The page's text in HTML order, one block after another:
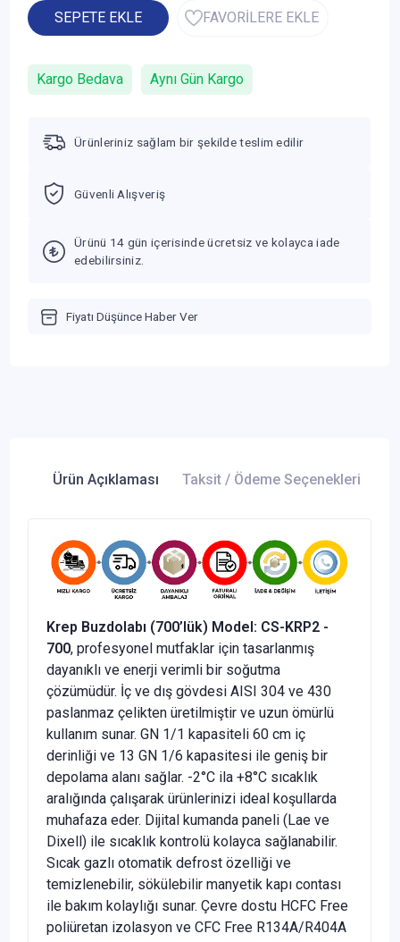
SEPETE EKLE FAVORİLERE EKLE
Kargo Bedava Aynı Gün Kargo
Ürünleriniz sağlam bir şekilde teslim edilir
Güvenli Alışveriş
Ürünü 14 gün içerisinde ücretsiz ve kolayca iade
edebilirsiniz.
Fiyatı Düşünce Haber Ver
Ürün Açıklaması Taksit / Ödeme Seçenekleri
Krep Buzdolabı (700’lük) Model: CS-KRP2 -
700, profesyonel mutfaklar için tasarlanmış
dayanıklı ve enerji verimli bir soğutma
çözümüdür. İç ve dış gövdesi AISI 304 ve 430
paslanmaz çelikten üretilmiştir ve uzun ömürlü
kullanım sunar. GN 1/1 kapasiteli 60 cm iç
derinliği ve 13 GN 1/6 kapasitesi ile geniş bir
depolama alanı sağlar. -2°C ila +8°C sıcaklık
aralığında çalışarak ürünlerinizi ideal koşullarda
muhafaza eder. Dijital kumanda paneli (Lae ve
Dixell) ile sıcaklık kontrolü kolayca sağlanabilir.
Sıcak gazlı otomatik defrost özelliği ve
temizlenebilir, sökülebilir manyetik kapı contası
ile bakım kolaylığı sunar. Çevre dostu HCFC Free
poliüretan izolasyon ve CFC Free R134A/R404A